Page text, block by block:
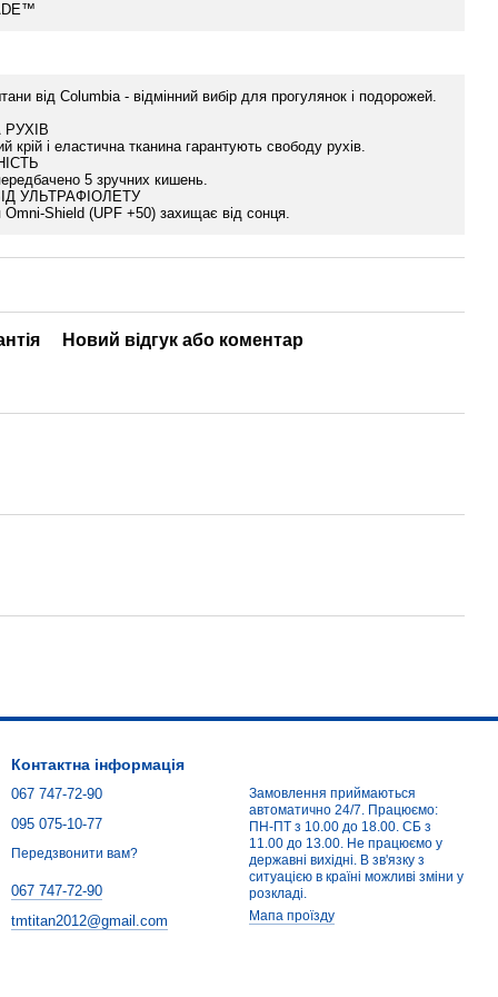
від Columbia - відмінний вибір для прогулянок і подорожей.
крій і еластична тканина гарантують свободу рухів.
5 зручних кишень.
УЛЬТРАФІОЛЕТУ
Omni-Shield (UPF +50) захищає від сонця.
Новий відгук або коментар
Контактна інформація
067 747-72-90
095 075-10-77
Передзвонити вам?
067 747-72-90
tmtitan2012@gmail.com
Замовлення приймаються
автоматично 24/7. Працюємо:
ПН-ПТ з 10.00 до 18.00. СБ з
11.00 до 13.00. Не працюємо у
державні вихідні. В зв'язку з
ситуацією в країні можливі зміни у
розкладі.
Мапа проїзду